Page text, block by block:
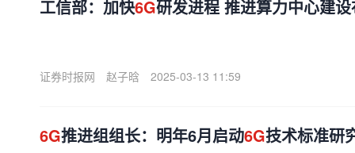
工信部：加快6G研发进程 推进算力中心建
证券时报网 赵子晗 2025-03-13 11:59
6G推进组组长：明年6月启动6G技术标准研